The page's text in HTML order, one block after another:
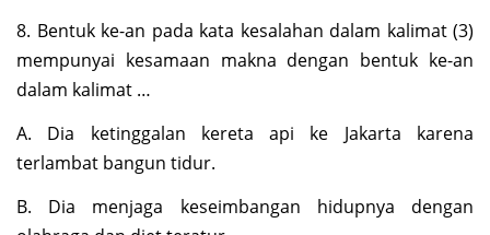
8. Bentuk ke-an pada kata kesalahan dalam kalimat (3)
mempunyai kesamaan makna dengan bentuk ke-an
dalam kalimat …
A. Dia ketinggalan kereta api ke Jakarta karena
terlambat bangun tidur.
B. Dia menjaga keseimbangan hidupnya dengan